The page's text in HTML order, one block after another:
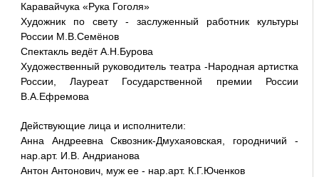
Каравайчука «Рука Гоголя»
Художник по свету - заслуженный работник культуры
России М.В.Семёнов
Спектакль ведёт А.Н.Бурова
Художественный руководитель театра -Народная артистка
России, Лауреат Государственной премии России
В.А.Ефремова
Действующие лица и исполнители:
Анна Андреевна Сквозник-Дмухаяовская, городничий -
нар.арт. И.В. Андрианова
Антон Антонович, муж ее - нар.арт. К.Г.Юченков